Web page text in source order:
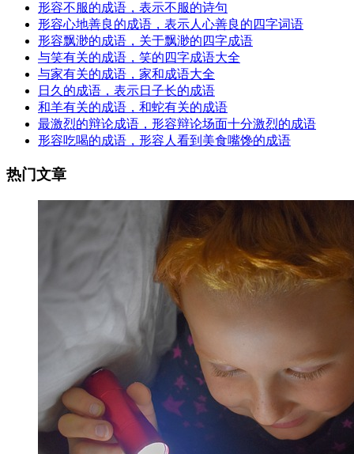
形容不服的成语，表示不服的诗句
形容心地善良的成语，表示人心善良的四字词语
形容飘渺的成语，关于飘渺的四字成语
与笑有关的成语，笑的四字成语大全
与家有关的成语，家和成语大全
日久的成语，表示日子长的成语
和羊有关的成语，和蛇有关的成语
最激烈的辩论成语，形容辩论场面十分激烈的成语
形容吃喝的成语，形容人看到美食嘴馋的成语
热门文章